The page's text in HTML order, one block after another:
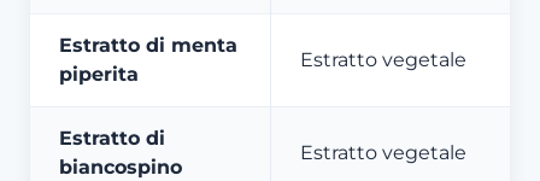
Estratto di menta
piperita
Estratto vegetale
Estratto di
biancospino
Estratto vegetale